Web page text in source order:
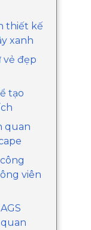
thiết kế
xanh
vẻ đẹp
tạo
quan
viên